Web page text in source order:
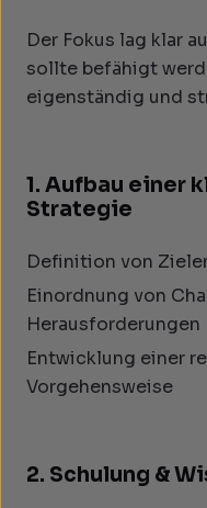
Der Fokus lag klar
sollte befähigt
eigenständig und
1. Aufbau einer
Strategie
Definition von
Einordnung von
Herausforderungen
Entwicklung einer
Vorgehensweise
2. Schulung &